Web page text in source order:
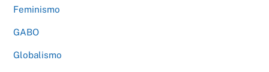
Feminismo
GABO
Globalismo